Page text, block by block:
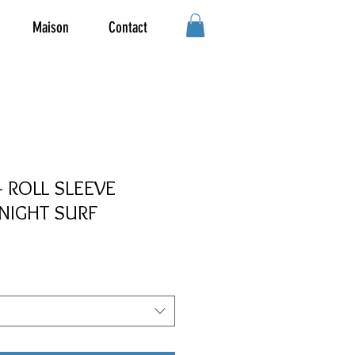
Maison Contact
SLEEVE
SURF